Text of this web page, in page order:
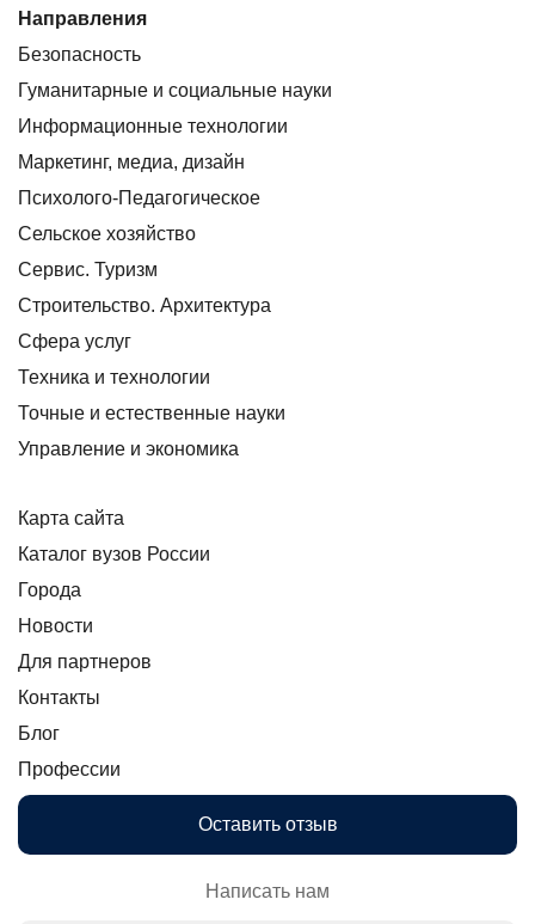
Направления
Безопасность
Гуманитарные и социальные науки
Информационные технологии
Маркетинг, медиа, дизайн
Психолого-Педагогическое
Сельское хозяйство
Сервис. Туризм
Строительство. Архитектура
Сфера услуг
Техника и технологии
Точные и естественные науки
Управление и экономика
Карта сайта
Каталог вузов России
Города
Новости
Для партнеров
Контакты
Блог
Профессии
Оставить отзыв
Написать нам